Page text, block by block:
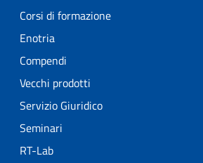
Corsi di formazione
Enotria
Compendi
Vecchi prodotti
Servizio Giuridico
Seminari
RT-Lab